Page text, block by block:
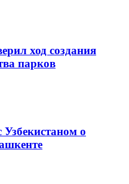
ход создания
парков
о